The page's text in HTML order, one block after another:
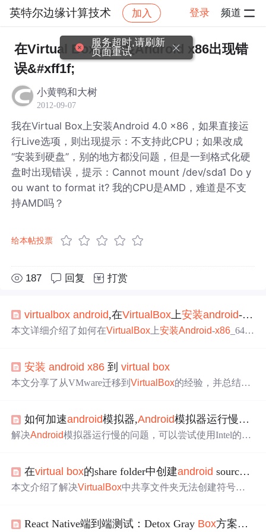
英特尔边缘计算技术 加入 登录 频道
社区 英特尔边缘计算技术 帖子详情
在Virtual Box上安装Android x86出现错
误&#xff1f;
小黄鸭和大树
2012-09-07
我在Virtual Box上安装Android 4.0 x86，如果直接运
行Live选项，则出现提示：不支持此CPU；如果改成
“安装到硬盘”，别的地方都没问题，但是一到格式化硬
盘时出现错误，提示：Cannot mount /dev/sda1 Do y
ou want to format it? 我的CPU是AMD，难道是不支
持AMD吗？
给本帖投票
187 回复 打赏
virtualbox android,在VirtualBox 上安装android-x86
本文详细介绍了如何在Virtual Box 上安装Android-x86 _64-
O文件，以及安装 过程中的GRUB配置和应用
方法。整个过程适合新手操作。
安装 android x86 到virtual box
本文分享了从VMware迁移到Virtual Box的经验，并总结了
显示器下鼠标操作等问题。
如何加速android模拟器,Android模拟器运行慢怎么办
解决Android模拟器运行慢的问题，可以尝试使用Intel的硬
处理器。另外，Genymotion模拟器也是一个快速的选择，
它基于VirtualBox，安装后能显著提升模拟器速度。启动G
在virtual box的share folder中创建android source。
本文介绍了解决Virtual Box中共享文件夹无法创建符号链
只读文件系统错误导致的问题。
React Native端到端测试：Detox Gray Box方案原理与跨平台配置实战
服务超时,请刷新
页面重试